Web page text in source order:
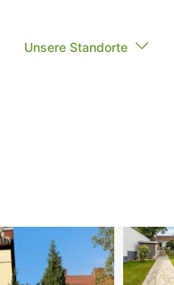
Unsere Standorte